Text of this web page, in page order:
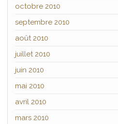
octobre 2010
septembre 2010
août 2010
juillet 2010
juin 2010
mai 2010
avril 2010
mars 2010